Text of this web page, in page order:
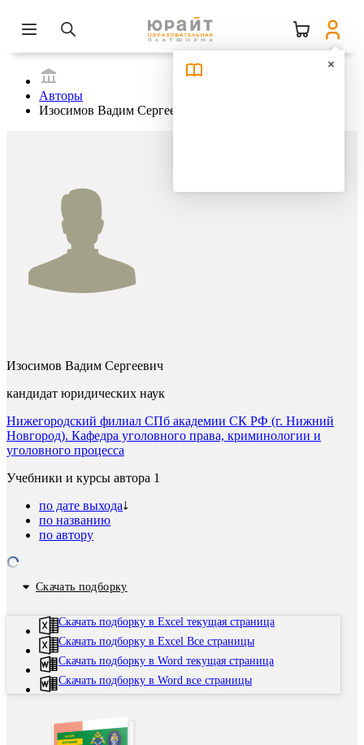
Авторы
Изосимов Вадим Сергеевич
Изосимов Вадим Сергеевич
кандидат юридических наук
Нижегородский филиал СПб академии СК РФ (г. Нижний
Новгород). Кафедра уголовного права, криминологии и
уголовного процесса
Учебники и курсы автора 1
по дате выхода
по названию
по автору
Скачать подборку
Скачать подборку в Excel текущая страница
Скачать подборку в Excel Все страницы
Скачать подборку в Word текущая страница
Скачать подборку в Word все страницы